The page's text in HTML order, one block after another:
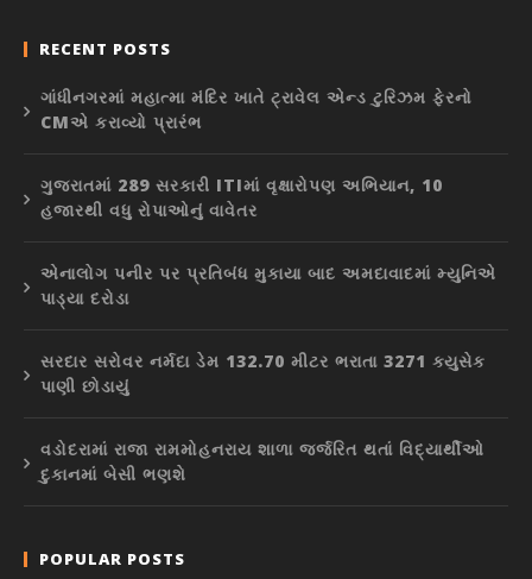
RECENT POSTS
ગાંધીનગરમાં મહાત્મા મંદિર ખાતે ટ્રાવેલ એન્ડ ટુરિઝમ ફેરનો
CMએ કરાવ્યો પ્રારંભ
ગુજરાતમાં 289 સરકારી ITIમાં વૃક્ષારોપણ અભિયાન, 10
હજારથી વધુ રોપાઓનું વાવેતર
એનાલોગ પનીર પર પ્રતિબંધ મુકાયા બાદ અમદાવાદમાં મ્યુનિએ
પાડ્યા દરોડા
સરદાર સરોવર નર્મદા ડેમ 132.70 મીટર ભરાતા 3271 ક્યુસેક
પાણી છોડાયું
વડોદરામાં રાજા રામમોહનરાય શાળા જર્જરિત થતાં વિદ્યાર્થીઓ
દુકાનમાં બેસી ભણશે
POPULAR POSTS